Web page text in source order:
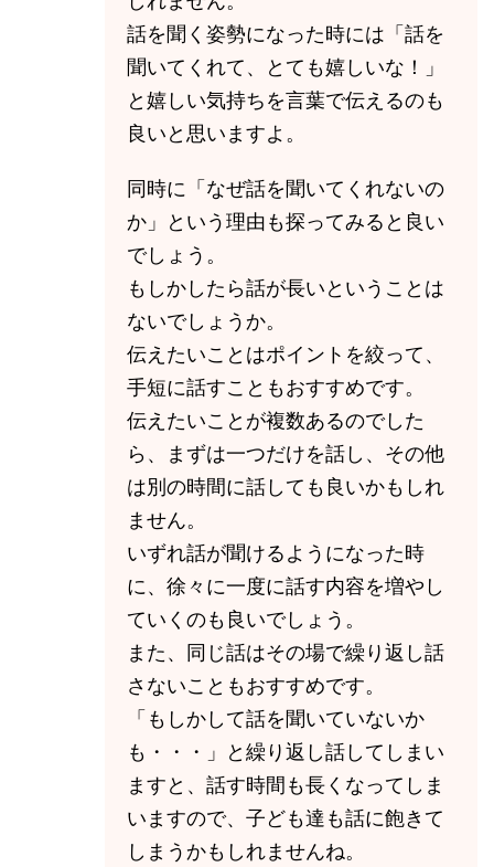
話を聞く姿勢になった時には「話を
聞いてくれて、とても嬉しいな！」
と嬉しい気持ちを言葉で伝えるのも
良いと思いますよ。
同時に「なぜ話を聞いてくれないの
か」という理由も探ってみると良い
でしょう。
もしかしたら話が長いということは
ないでしょうか。
伝えたいことはポイントを絞って、
手短に話すこともおすすめです。
伝えたいことが複数あるのでした
ら、まずは一つだけを話し、その他
は別の時間に話しても良いかもしれ
ません。
いずれ話が聞けるようになった時
に、徐々に一度に話す内容を増やし
ていくのも良いでしょう。
また、同じ話はその場で繰り返し話
さないこともおすすめです。
「もしかして話を聞いていないか
も・・・」と繰り返し話してしまい
ますと、話す時間も長くなってしま
いますので、子ども達も話に飽きて
しまうかもしれませんね。